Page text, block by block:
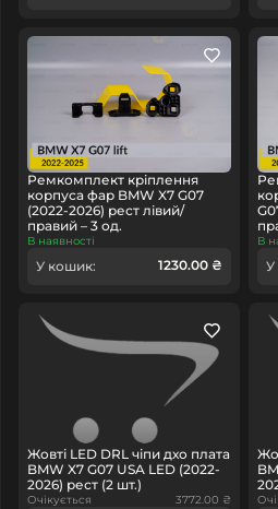
Ремкомплект кріплення
корпуса фар BMW X7 G07
(2022-2026) рест лівий/
правий – 3 од.
В наявності
У кошик: 1230.00 ₴
В
У
Жовті LED DRL чіпи дхо плата
BMW X7 G07 USA LED (2022-
2026) рест (2 шт.)
Очікується 3772.00 ₴